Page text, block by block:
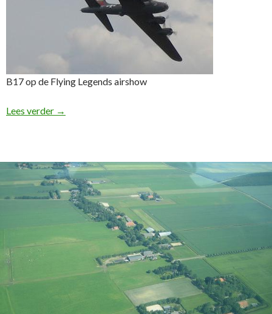
B17 op de Flying Legends airshow
Lees verder Flying Legends 7/8 Juli
→